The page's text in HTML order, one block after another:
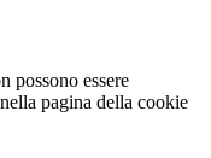
possono essere
pagina della cookie